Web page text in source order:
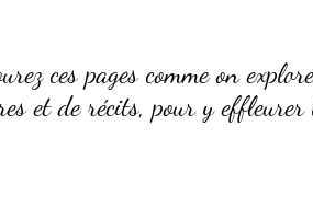
ces pages comme on
et de récits, pour y effleurer